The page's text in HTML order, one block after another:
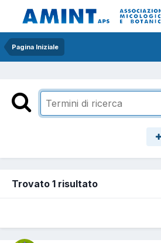
Pagina Iniziale
Trovato 1 risultato